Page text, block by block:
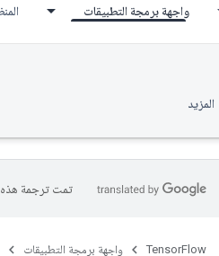
واجهة برمجة التطبيقات
المزيد
تمت ترجمة
TensorFlow واجهة برمجة التطبيقات